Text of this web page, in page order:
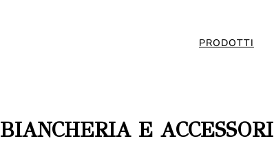
PRODOTTI
BIANCHERIA E ACCESSORI